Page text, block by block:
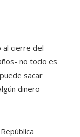
al cierre del
no todo es
sacar
dinero